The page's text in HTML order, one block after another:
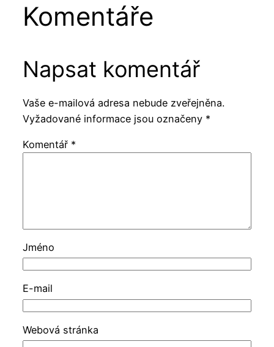
Komentáře
Napsat komentář
Vaše e-mailová adresa nebude zveřejněna.
Vyžadované informace jsou označeny *
Komentář *
Jméno
E-mail
Webová stránka